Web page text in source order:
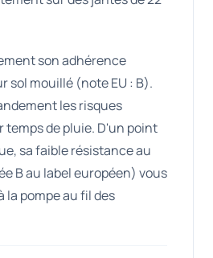
son adhérence
sol mouillé (note EU : B).
les risques
temps de pluie. D'un point
sa faible résistance au
B au label européen) vous
la pompe au fil des